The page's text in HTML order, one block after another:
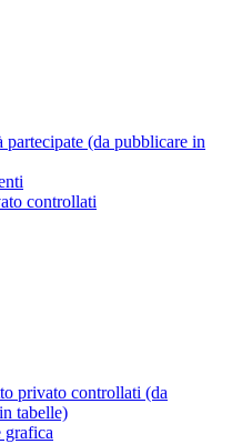
partecipate (da pubblicare in
controllati
privato controllati (da
tabelle)
grafica